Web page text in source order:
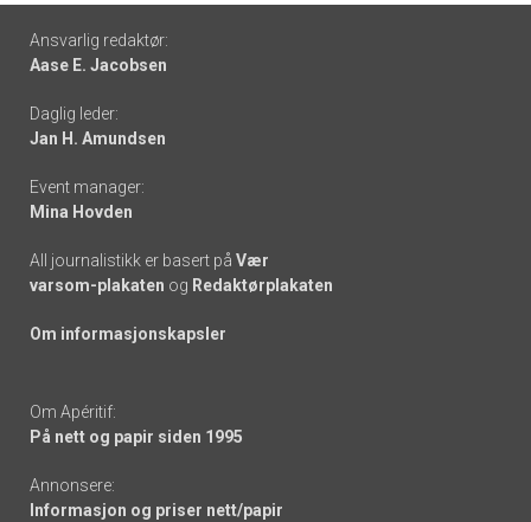
Footer
-
links
Ansvarlig redaktør:
Aase E. Jacobsen
Daglig leder:
Jan H. Amundsen
Event manager:
Mina Hovden
All journalistikk er basert på Vær
varsom-plakaten og Redaktørplakaten
Om informasjonskapsler
Om Apéritif:
På nett og papir siden 1995
Annonsere:
Informasjon og priser nett/papir